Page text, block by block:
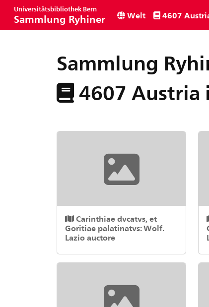
Universitätsbibliothek Bern
Sammlung Ryhiner Welt 4607 Austria
Sammlung
4607 Austria
Carinthiae dvcatvs, et
Goritiae palatinatvs: Wolf.
Lazio auctore